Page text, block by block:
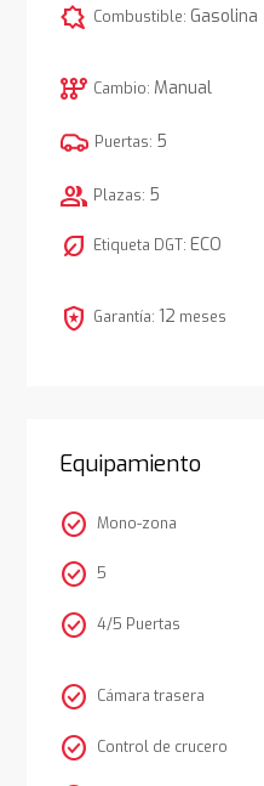
comic_bubble Combustible: Gasolina
auto_transmission Cambio: Manual
Puertas: 5
group Plazas: 5
nest_eco_leaf Etiqueta DGT: ECO
local_police Garantía: 12 meses
Equipamiento
check_circle Mono-zona
check_circle 5
check_circle 4/5 Puertas
check_circle Cámara trasera
check_circle Control de crucero